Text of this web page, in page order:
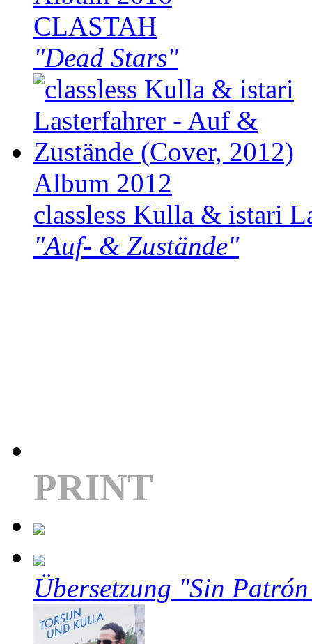
CLASTAH
"Dead Stars"
Album 2012
classless Kulla & istari
"Auf- & Zustände"
PRINT
Übersetzung "Sin